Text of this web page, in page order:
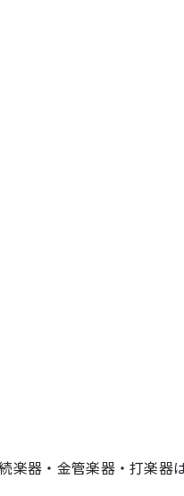
）
※1
〇
×
×
楽器・打楽器は不